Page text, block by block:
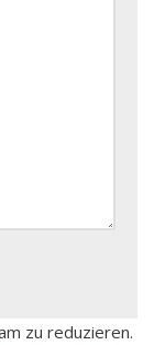
zu reduzieren.